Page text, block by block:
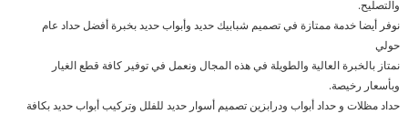
والتصليح.
نوفر أيضا خدمة ممتازة في تصميم شبابيك حديد وأبواب حديد بخبرة أفضل حداد عام
حولي
نمتاز بالخبرة العالية والطويلة في هذه المجال ونعمل في توفير كافة قطع الغيار
وبأسعار رخيصة.
حداد مظلات و حداد أبواب ودرابزين تصميم أسوار حديد للفلل وتركيب أبواب حديد بكافة